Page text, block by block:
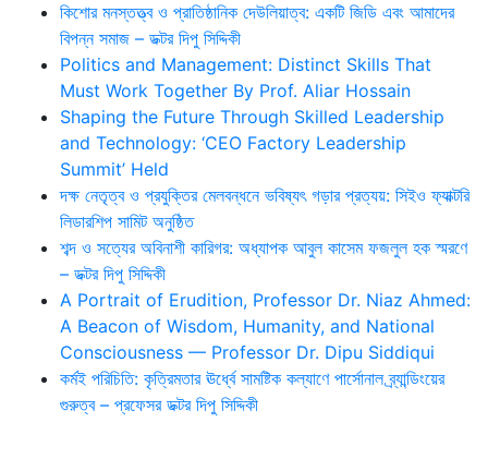
কিশোর মনস্তত্ত্ব ও প্রাতিষ্ঠানিক দেউলিয়াত্ব: একটি জিডি এবং আমাদের
বিপন্ন সমাজ – ডক্টর দিপু সিদ্দিকী
Politics and Management: Distinct Skills That
Must Work Together By Prof. Aliar Hossain
Shaping the Future Through Skilled Leadership
and Technology: ‘CEO Factory Leadership
Summit’ Held
দক্ষ নেতৃত্ব ও প্রযুক্তির মেলবন্ধনে ভবিষ্যৎ গড়ার প্রত্যয়: সিইও ফ্যাক্টরি
লিডারশিপ সামিট অনুষ্ঠিত
শব্দ ও সত্যের অবিনাশী কারিগর: অধ্যাপক আবুল কাসেম ফজলুল হক স্মরণে
– ডক্টর দিপু সিদ্দিকী
A Portrait of Erudition, Professor Dr. Niaz Ahmed:
A Beacon of Wisdom, Humanity, and National
Consciousness — Professor Dr. Dipu Siddiqui
কর্মই পরিচিতি: কৃত্রিমতার ঊর্ধ্বে সামষ্টিক কল্যাণে পার্সোনাল ব্র্যান্ডিংয়ের
গুরুত্ব – প্রফেসর ডক্টর দিপু সিদ্দিকী